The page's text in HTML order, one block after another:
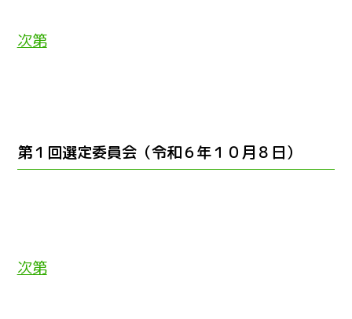
次第
第１回選定委員会（令和６年１０月８日）
次第